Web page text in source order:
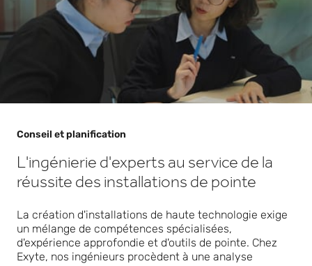
Conseil et planification
L'ingénierie d'experts au service de la
réussite des installations de pointe
La création d'installations de haute technologie exige
un mélange de compétences spécialisées,
d'expérience approfondie et d'outils de pointe. Chez
Exyte, nos ingénieurs procèdent à une analyse